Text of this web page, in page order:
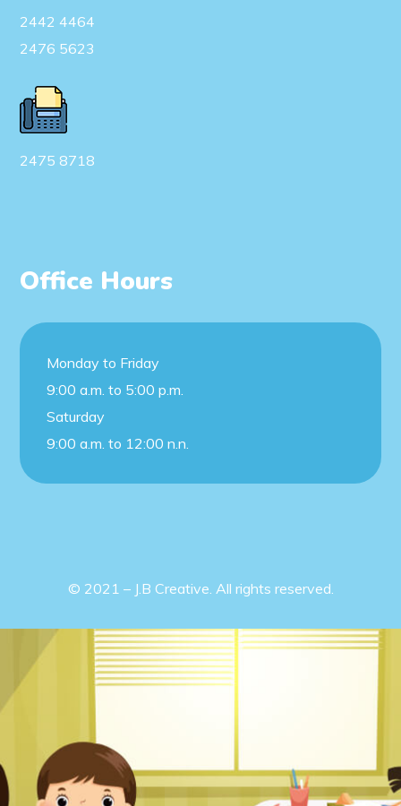
2442 4464
2476 5623
2475 8718
Office Hours
Monday to Friday
9:00 a.m. to 5:00 p.m.
Saturday
9:00 a.m. to 12:00 n.n.
© 2021 – J.B Creative. All rights reserved.